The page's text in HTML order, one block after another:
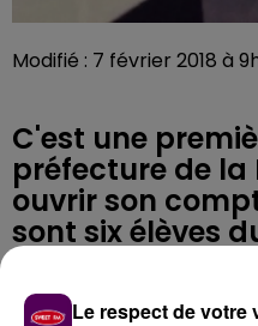
Modifié : 7 février 2018 à
C'est une
préfecture de la
ouvrir son
sont six élèves
Rousseau, à
chargés
Le respect de votre